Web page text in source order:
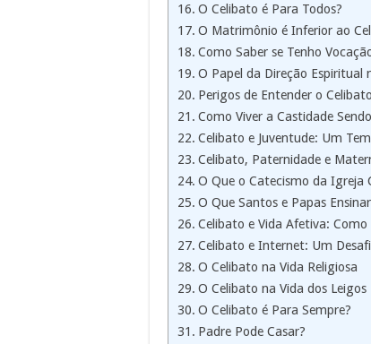
O Celibato é Para Todos?
O Matrimônio é Inferior ao
Como Saber se Tenho
O Papel da Direção Espiritual
Perigos de Entender o
Como Viver a Castidade
Celibato e Juventude: Um
Celibato, Paternidade e
O Que o Catecismo da Igreja
O Que Santos e Papas
Celibato e Vida Afetiva: Como
Celibato e Internet: Um
O Celibato na Vida Religiosa
O Celibato na Vida dos Leigos
O Celibato é Para Sempre?
Padre Pode Casar?